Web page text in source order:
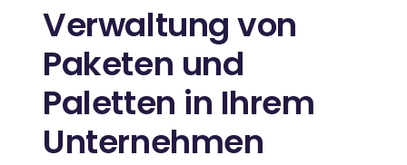
Verwaltung von
Paketen und
Paletten in Ihrem
Unternehmen